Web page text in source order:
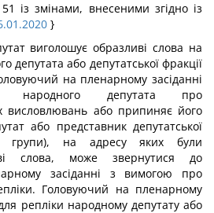
із змінами, внесеними згідно із
}
виголошує образливі слова на
депутата або депутатської фракції
на пленарному засіданні
народного депутата про
висловлювань або припиняє його
або представник депутатської
групи), на адресу яких були
слова, може звернутися до
засіданні з вимогою про
Головуючий на пленарному
репліки народному депутату або